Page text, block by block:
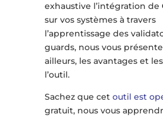
exhaustive l’intégration de
sur vos systèmes à travers
l’apprentissage des
guards, nous vous
ailleurs, les avantages et
l’outil.
Sachez que cet outil est
gratuit, nous vous